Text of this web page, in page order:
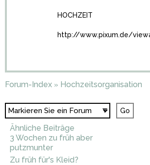
HOCHZEIT
http://www.pixum.de/
Forum-Index » Hochzeitsorganisation
Ähnliche Beiträge
3 Wochen zu früh aber
putzmunter
Zu früh für's Kleid?